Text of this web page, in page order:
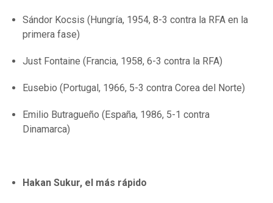
Sándor Kocsis (Hungría, 1954, 8-3 contra la RFA en la
primera fase)
Just Fontaine (Francia, 1958, 6-3 contra la RFA)
Eusebio (Portugal, 1966, 5-3 contra Corea del Norte)
Emilio Butragueño (España, 1986, 5-1 contra
Dinamarca)
Hakan Sukur, el más rápido